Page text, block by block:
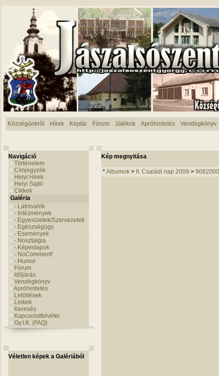
Községünkről Hírek Képtár Fórum Játékok Apróhirdetés Vendégkönyv
Navigáció
Történelem
Címjegyzék
Helyi Hírek
Helyi Sajtó
Cikkek
Galéria
- Látnivalók
- Intézmények
- Egyesületek/Szervezetek
- Egészségügy
- Események
- Nosztalgia
- Képeslapok
- NoComment!
- Humor
Fórum
Idõjárás
Vendégkönyv
Apróhirdetés
Letöltések
Linkek
Keresés
Kapcsolatfelvétel
Gy.I.K. (FAQ)
Véletlen képek a Galériából
Kép megnyitása
*Albumok > II. Családi nap 2009 >